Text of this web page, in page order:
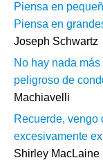
Piensa en
Piensa en
Joseph Schwartz
No hay nada
peligroso de
Machiavelli
Recuerde, vengo
excesivamente
Shirley MacLaine